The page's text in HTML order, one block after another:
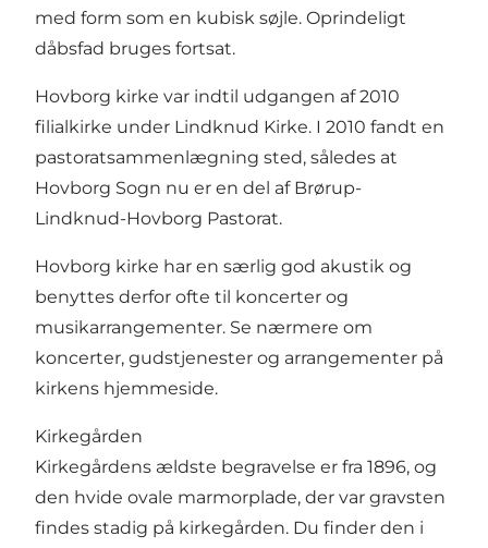
med form som en kubisk søjle. Oprindeligt
dåbsfad bruges fortsat.
Hovborg kirke var indtil udgangen af 2010
filialkirke under Lindknud Kirke. I 2010 fandt en
pastoratsammenlægning sted, således at
Hovborg Sogn nu er en del af Brørup-
Lindknud-Hovborg Pastorat.
Hovborg kirke har en særlig god akustik og
benyttes derfor ofte til koncerter og
musikarrangementer. Se nærmere om
koncerter, gudstjenester og arrangementer på
kirkens hjemmeside.
Kirkegården
Kirkegårdens ældste begravelse er fra 1896, og
den hvide ovale marmorplade, der var gravsten
findes stadig på kirkegården. Du finder den i